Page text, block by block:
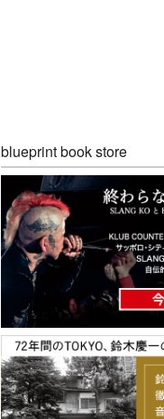
blueprint book store